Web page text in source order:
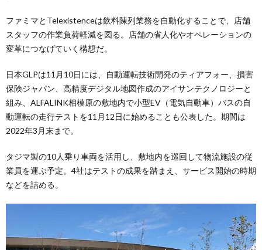
ファミマとTelexistenceは飲料陳列業務を自動化することで、店舗
スタッフの作業負荷軽減を図る。店舗の省人化やオペレーションの
変革につなげていく構想だ。
日本GLPは11月10日には、自動運転技術開発のティアフォー、損害
保険ジャパン、高精度デジタル地図作成のアイサンテクノロジーと
組み、ALFALINK相模原の敷地内で小型EV（電気自動車）バスの自
動運転の走行テストを11月12日に始めることも公表した。期間は
2022年3月末まで。
タジマ製の10人乗り車両を活用し、敷地内を巡回して物流施設の従
業員を運ぶ予定。4社はテストの成果を踏まえ、サービス開始の時期
などを詰める。